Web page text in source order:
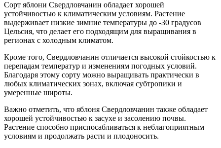
Сорт яблони Свердловчанин обладает хорошей
устойчивостью к климатическим условиям. Растение
выдерживает низкие зимние температуры до -30 градусов
Цельсия, что делает его подходящим для выращивания в
регионах с холодным климатом.
Кроме того, Свердловчанин отличается высокой стойкостью к
перепадам температур и изменениям погодных условий.
Благодаря этому сорту можно выращивать практически в
любых климатических зонах, включая субтропики и
умеренные широты.
Важно отметить, что яблоня Свердловчанин также обладает
хорошей устойчивостью к засухе и засолению почвы.
Растение способно приспосабливаться к неблагоприятным
условиям и продолжать расти и плодоносить.